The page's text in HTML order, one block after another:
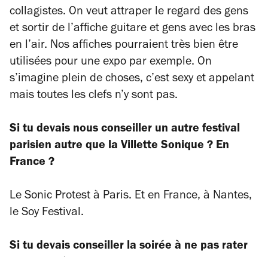
collagistes. On veut attraper le regard des gens
et sortir de l’affiche guitare et gens avec les bras
en l’air. Nos affiches pourraient très bien être
utilisées pour une expo par exemple. On
s’imagine plein de choses, c’est sexy et appelant
mais toutes les clefs n’y sont pas.
Si tu devais nous conseiller un autre festival
parisien autre que la Villette Sonique ? En
France ?
Le Sonic Protest à Paris. Et en France, à Nantes,
le Soy Festival.
Si tu devais conseiller la soirée à ne pas rater